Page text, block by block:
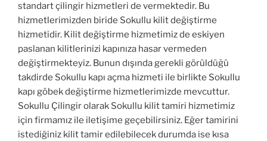
standart çilingir hizmetleri de vermektedir. Bu
hizmetlerimizden biride Sokullu kilit değiştirme
hizmetidir. Kilit değiştirme hizmetimiz de eskiyen
paslanan kilitlerinizi kapınıza hasar vermeden
değiştirmekteyiz. Bunun dışında gerekli görüldüğü
takdirde Sokullu kapı açma hizmeti ile birlikte Sokullu
kapı göbek değiştirme hizmetlerimizde mevcuttur.
Sokullu Çilingir olarak Sokullu kilit tamiri hizmetimiz
için firmamız ile iletişime geçebilirsiniz. Eğer tamirini
istediğiniz kilit tamir edilebilecek durumda ise kısa